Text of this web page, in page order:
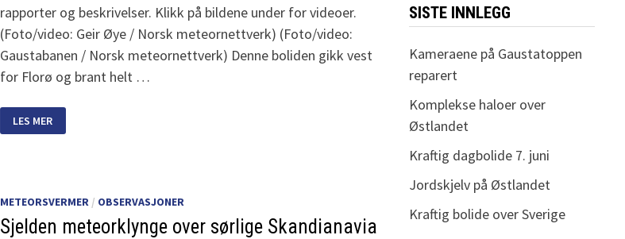
rapporter og beskrivelser. Klikk på bildene under for videoer.
(Foto/video: Geir Øye / Norsk meteornettverk) (Foto/video:
Gaustabanen / Norsk meteornettverk) Denne boliden gikk vest
for Florø og brant helt …
BOLIDE
SYNLIG
NORGE
LES MER
METEORSVERMER/ OBSERVASJONER
Sjelden meteorklynge over sørlige Skandianavia
SISTE INNLEGG
Kameraene på Gaustatoppen
reparert
Komplekse haloer over
Østlandet
Kraftig dagbolide 7. juni
Jordskjelv på Østlandet
Kraftig bolide over Sverige